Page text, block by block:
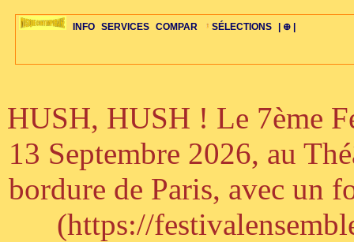
INFO
ÉDITORIAUX ACTUS-CONCERTS HISTOIRE PAYS STYLES-ÉCOLES
SERVICES
MAJ-LISTE ARCH-CONCERTS LIENS RADIOS VIDÉOS PLAN FAQS
COMPAR
SÉLECTION GUIDE-EXPRESS ŒUVRES BIOGRAPHIES PERSPECTIVE
SÉLECTIONS
SÉLECTION COMPOS-INTRO COMPO-INDIV ŒUVRES-INDIV
| ⊕ |
20ÈME PARAL 1001 CD TOP-REC BONUS-ROMANS BONUS-FILMS
CELLO-C
ALTO-C
VIOLON-C
PIANO-CONC GRAND-
HUSH, HUSH ! Le 7ème
13 Septembre 2026, au
bordure de Paris, avec un
(https://